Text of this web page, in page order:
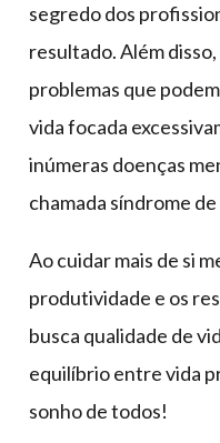
segredo dos
resultado. Além
problemas que
vida focada
inúmeras doenças
chamada síndrome
Ao cuidar mais de si
produtividade e os
busca qualidade de
equilíbrio entre vida
sonho de todos!